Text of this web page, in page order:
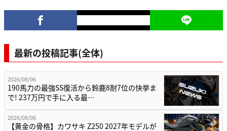
最新の投稿記事(全体)
2026/08/06
190馬力の最強SS復活から鈴鹿8耐7位の快挙ま
で! 237万円で手に入る最…
2026/08/06
【黄金の骨格】カワサキ Z250 2027年モデルが